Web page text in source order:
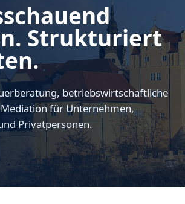
Strukturiert
betriebswirtschaftliche
für Unternehmen,
Privatpersonen.